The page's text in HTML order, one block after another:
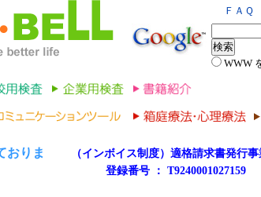
ＦＡＱ
WWW
おりま
（インボイス制度）適格請求書発行事
登録番号 ： T9240001027159